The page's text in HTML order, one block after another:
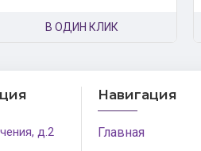
В ОДИН КЛИК
д.2
Навигация
Главная